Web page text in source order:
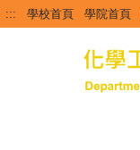
跳
到
::: 學校首頁 學院首頁